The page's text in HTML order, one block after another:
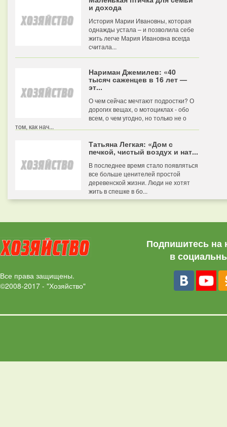
и дохода
История Марии Ивановны, которая
однажды устала – и позволила себе
жить легче Мария Ивановна всегда
считала...
Нариман Джемилев: «40
тысяч саженцев в 16 лет —
эт...
О чем сейчас мечтают подростки? О
дорогих вещах, о мотоциклах - обо
всем, о чем угодно, но только не о
том, как нач...
Татьяна Легкая: «Дом с
печкой, чистый воздух и нат...
В последнее время стало появляться
все больше ценителей простой
деревенской жизни. Люди не хотят
жить в спешке в бо...
Все права защищены.
©2008-2017 - "Хозяйство"
Подпишитесь на
в